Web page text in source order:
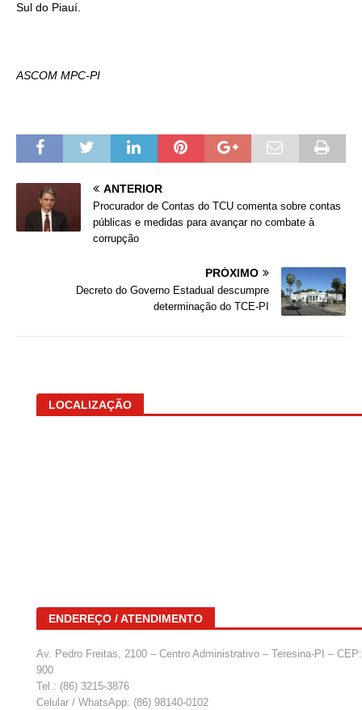
Sul do Piauí.
ASCOM MPC-PI
ANTERIOR
Procurador de Contas do TCU comenta sobre contas
públicas e medidas para avançar no combate à
corrupção
PRÓXIMO
Decreto do Governo Estadual descumpre
determinação do TCE-PI
LOCALIZAÇÃO
ENDEREÇO / ATENDIMENTO
Av. Pedro Freitas, 2100 – Centro Administrativo – Teresina-PI –
900
Tel.: (86) 3215-3876
Celular / WhatsApp: (86) 98140-0102